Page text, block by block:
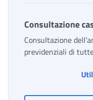
Consultazione
Consultazione
previdenziali di